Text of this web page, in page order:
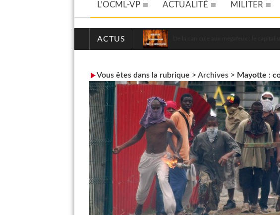
L’OCML-VP ACTUALITÉ MILITER
ACTUS
Vous êtes dans la rubrique > Archives> Mayotte :